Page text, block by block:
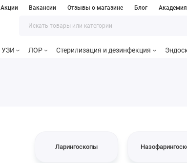
Акции Вакансии Отзывы о магазине Блог Академия
УЗИ ЛОР Стерилизация и дезинфекция
Ларингоскопы